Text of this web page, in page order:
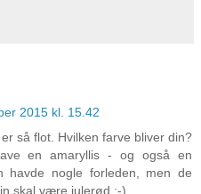
2015 kl. 15.42
så flot. Hvilken farve bliver din?
en amaryllis - og også en
havde nogle forleden, men de
skal være julerød ;-)